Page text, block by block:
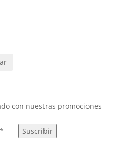
con nuestras promociones